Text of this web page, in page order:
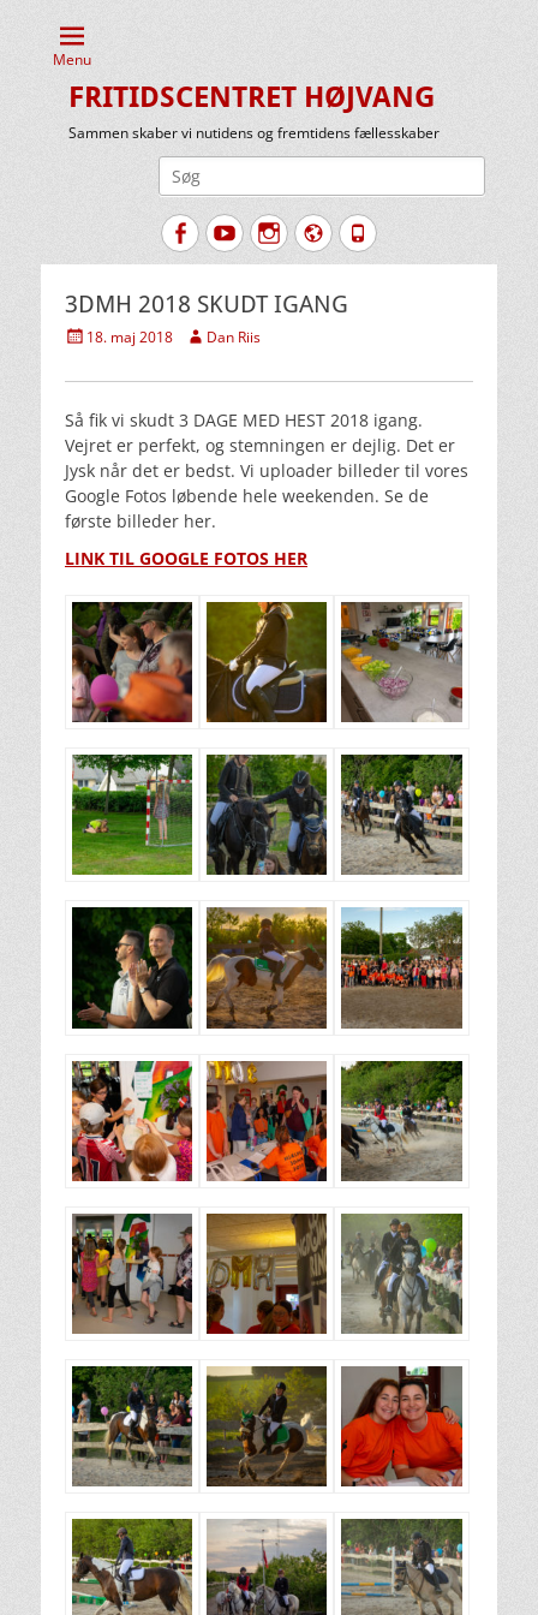
Menu
FRITIDSCENTRET HØJVANG
Sammen skaber vi nutidens og fremtidens fællesskaber
FacebookYouTubeInstagram
Website
Tlf.
3DMH 2018 SKUDT IGANG
Udgivet
18. maj 2018 Forfatter
Dan Riis
Så fik vi skudt 3 DAGE MED HEST 2018 igang.
Vejret er perfekt, og stemningen er dejlig. Det er
Jysk når det er bedst. Vi uploader billeder til vores
Google Fotos løbende hele weekenden. Se de
første billeder her.
LINK TIL GOOGLE FOTOS HER